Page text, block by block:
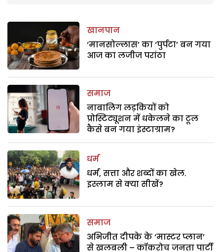
खानपान
‘मानसोल्लास’ का ‘पुर्पटा’ बन गया
आज का लजीज परांठा
समाज
नाबालिग लड़कियों को
प्रोस्टिट्यूशन में धकेलने का टूल
कैसे बन गया इंस्टाग्राम?
धर्म
धर्म, सत्ता और शब्दों का खेल.
इस्लाम से क्या सीखें?
समाज
अभिजीत दीपके के ‘मास्टर प्लान’
से खलबली – कॉकरोच जनता पार्टी